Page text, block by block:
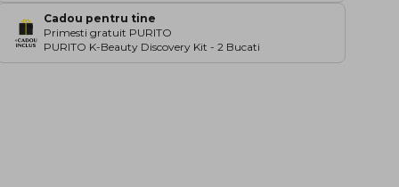
Cadou pentru tine
Primesti gratuit PURITO
PURITO K-Beauty Discovery Kit - 2 Bucati